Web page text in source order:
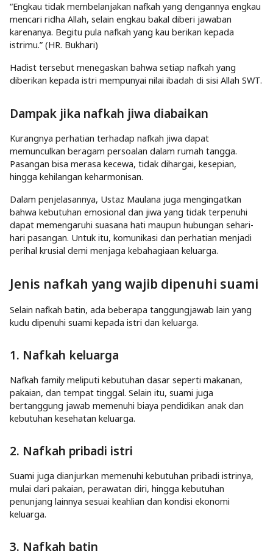
“Engkau tidak membelanjakan nafkah yang dengannya engkau
mencari ridha Allah, selain engkau bakal diberi jawaban
karenanya. Begitu pula nafkah yang kau berikan kepada
istrimu.” (HR. Bukhari)
Hadist tersebut menegaskan bahwa setiap nafkah yang
diberikan kepada istri mempunyai nilai ibadah di sisi Allah SWT.
Dampak jika nafkah jiwa diabaikan
Kurangnya perhatian terhadap nafkah jiwa dapat
memunculkan beragam persoalan dalam rumah tangga.
Pasangan bisa merasa kecewa, tidak dihargai, kesepian,
hingga kehilangan keharmonisan.
Dalam penjelasannya, Ustaz Maulana juga mengingatkan
bahwa kebutuhan emosional dan jiwa yang tidak terpenuhi
dapat memengaruhi suasana hati maupun hubungan sehari-
hari pasangan. Untuk itu, komunikasi dan perhatian menjadi
perihal krusial demi menjaga kebahagiaan keluarga.
Jenis nafkah yang wajib dipenuhi suami
Selain nafkah batin, ada beberapa tanggungjawab lain yang
kudu dipenuhi suami kepada istri dan keluarga.
1. Nafkah keluarga
Nafkah family meliputi kebutuhan dasar seperti makanan,
pakaian, dan tempat tinggal. Selain itu, suami juga
bertanggung jawab memenuhi biaya pendidikan anak dan
kebutuhan kesehatan keluarga.
2. Nafkah pribadi istri
Suami juga dianjurkan memenuhi kebutuhan pribadi istrinya,
mulai dari pakaian, perawatan diri, hingga kebutuhan
penunjang lainnya sesuai keahlian dan kondisi ekonomi
keluarga.
3. Nafkah batin